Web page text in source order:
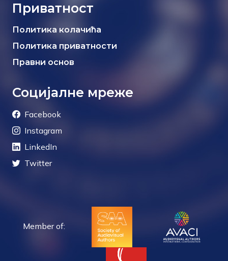
Приватност
Политика колачића
Политика приватности
Правни основ
Социјалне мреже
Facebook
Instagram
LinkedIn
Twitter
Member of: